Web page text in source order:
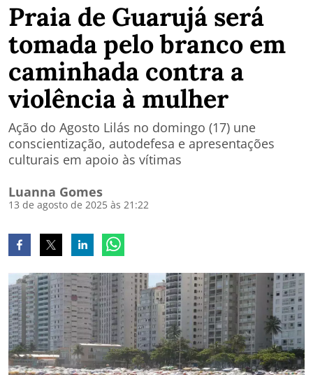
Praia de Guarujá será
tomada pelo branco em
caminhada contra a
violência à mulher
Ação do Agosto Lilás no domingo (17) une
conscientização, autodefesa e apresentações
culturais em apoio às vítimas
Luanna Gomes
13 de agosto de 2025 às 21:22